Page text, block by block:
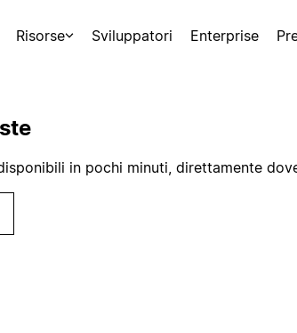
Risorse Sviluppatori Enterprise
in pochi minuti, direttamente